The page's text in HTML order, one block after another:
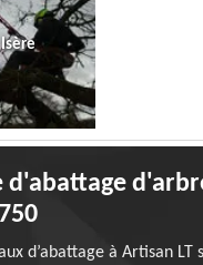
Isère
d'abattage
d’abattage à Artisan LT